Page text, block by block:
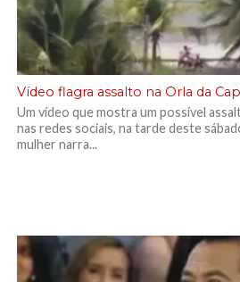
Vídeo flagra assalto na Orla da
Um vídeo que mostra um possível
nas redes sociais, na tarde deste
mulher narra...